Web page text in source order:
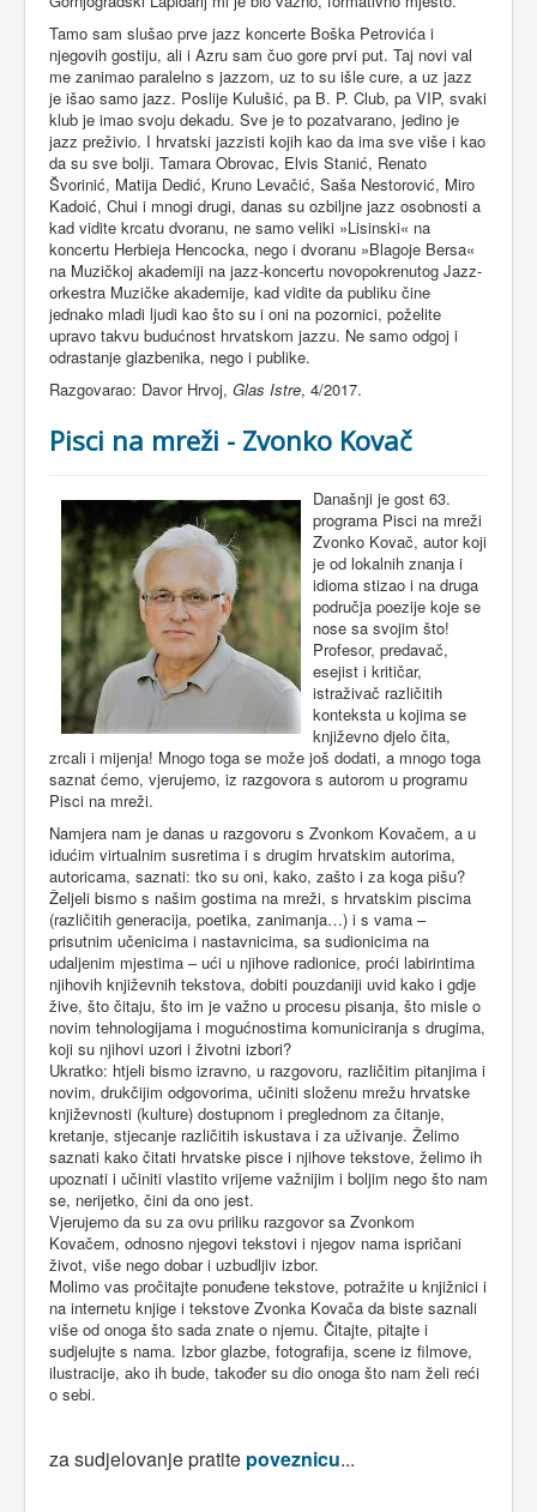
Tamo sam slušao prve jazz koncerte Boška Petrovića i
njegovih gostiju, ali i Azru sam čuo gore prvi put. Taj novi val
me zanimao paralelno s jazzom, uz to su išle cure, a uz jazz
je išao samo jazz. Poslije Kulušić, pa B. P. Club, pa VIP, svaki
klub je imao svoju dekadu. Sve je to pozatvarano, jedino je
jazz preživio. I hrvatski jazzisti kojih kao da ima sve više i kao
da su sve bolji. Tamara Obrovac, Elvis Stanić, Renato
Švorinić, Matija Dedić, Kruno Levačić, Saša Nestorović, Miro
Kadoić, Chui i mnogi drugi, danas su ozbiljne jazz osobnosti a
kad vidite krcatu dvoranu, ne samo veliki »Lisinski« na
koncertu Herbieja Hencocka, nego i dvoranu »Blagoje Bersa«
na Muzičkoj akademiji na jazz-koncertu novopokrenutog Jazz-
orkestra Muzičke akademije, kad vidite da publiku čine
jednako mladi ljudi kao što su i oni na pozornici, poželite
upravo takvu budućnost hrvatskom jazzu. Ne samo odgoj i
odrastanje glazbenika, nego i publike.
Razgovarao: Davor Hrvoj, Glas Istre, 4/2017.
Pisci na mreži - Zvonko Kovač
Današnji je gost 63.
programa Pisci na mreži
Zvonko Kovač, autor koji
je od lokalnih znanja i
idioma stizao i na druga
područja poezije koje se
nose sa svojim što!
Profesor, predavač,
esejist i kritičar,
istraživač različitih
konteksta u kojima se
književno djelo čita,
zrcali i mijenja! Mnogo toga se može još dodati, a mnogo toga
saznat ćemo, vjerujemo, iz razgovora s autorom u programu
Pisci na mreži.
Namjera nam je danas u razgovoru s Zvonkom Kovačem, a u
idućim virtualnim susretima i s drugim hrvatskim autorima,
autoricama, saznati: tko su oni, kako, zašto i za koga pišu?
Željeli bismo s našim gostima na mreži, s hrvatskim piscima
(različitih generacija, poetika, zanimanja…) i s vama –
prisutnim učenicima i nastavnicima, sa sudionicima na
udaljenim mjestima – ući u njihove radionice, proći labirintima
njihovih književnih tekstova, dobiti pouzdaniji uvid kako i gdje
žive, što čitaju, što im je važno u procesu pisanja, što misle o
novim tehnologijama i mogućnostima komuniciranja s drugima,
koji su njihovi uzori i životni izbori?
Ukratko: htjeli bismo izravno, u razgovoru, različitim pitanjima i
novim, drukčijim odgovorima, učiniti složenu mrežu hrvatske
književnosti (kulture) dostupnom i preglednom za čitanje,
kretanje, stjecanje različitih iskustava i za uživanje. Želimo
saznati kako čitati hrvatske pisce i njihove tekstove, želimo ih
upoznati i učiniti vlastito vrijeme važnijim i boljim nego što nam
se, nerijetko, čini da ono jest.
Vjerujemo da su za ovu priliku razgovor sa Zvonkom
Kovačem, odnosno njegovi tekstovi i njegov nama ispričani
život, više nego dobar i uzbudljiv izbor.
Molimo vas pročitajte ponuđene tekstove, potražite u knjižnici i
na internetu knjige i tekstove Zvonka Kovača da biste saznali
više od onoga što sada znate o njemu. Čitajte, pitajte i
sudjelujte s nama. Izbor glazbe, fotografija, scene iz filmove,
ilustracije, ako ih bude, također su dio onoga što nam želi reći
o sebi.
za sudjelovanje pratite poveznicu...